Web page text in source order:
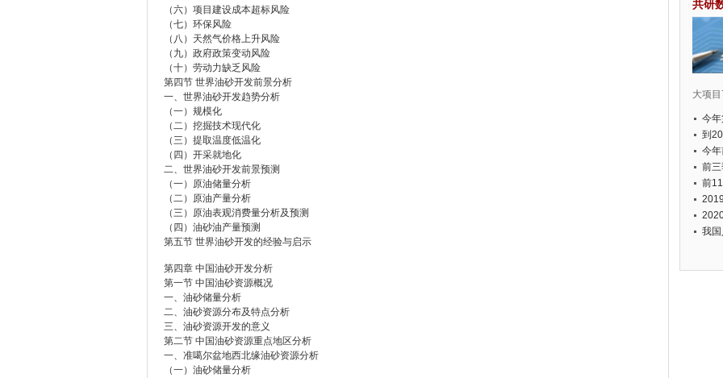
（六）项目建设成本超标风险
（七）环保风险
（八）天然气价格上升风险
（九）政府政策变动风险
（十）劳动力缺乏风险
第四节 世界油砂开发前景分析
一、世界油砂开发趋势分析
（一）规模化
（二）挖掘技术现代化
（三）提取温度低温化
（四）开采就地化
二、世界油砂开发前景预测
（一）原油储量分析
（二）原油产量分析
（三）原油表观消费量分析及预测
（四）油砂油产量预测
第五节 世界油砂开发的经验与启示
第四章 中国油砂开发分析
第一节 中国油砂资源概况
一、油砂储量分析
二、油砂资源分布及特点分析
三、油砂资源开发的意义
第二节 中国油砂资源重点地区分析
一、准噶尔盆地西北缘油砂资源分析
（一）油砂储量分析
共研
大项
今
国
到
经
今
元
前
以
前
个
币
我